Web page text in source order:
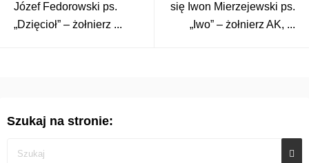
Józef Fedorowski ps.
„Dzięcioł” – żołnierz ...
się Iwon Mierzejewski ps.
„Iwo” – żołnierz AK, ...
Szukaj na stronie: